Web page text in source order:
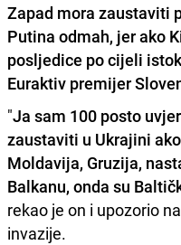
Zapad mora zaustaviti
Putina odmah, jer ako
posljedice po cijeli
Euraktiv premijer
"Ja sam 100 posto
zaustaviti u Ukrajini
Moldavija, Gruzija,
Balkanu, onda su
rekao je on i upozorio
invazije.